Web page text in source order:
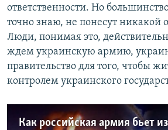
ответственности. Но
точно знаю, не понесут никакой
Люди, понимая это,
ждем украинскую армию,
правительство для того, чтобы
контролем украинского